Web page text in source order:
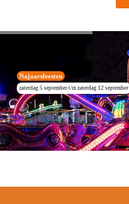
Najaarsfeesten
zaterdag 5 september t/m zaterdag 12 september